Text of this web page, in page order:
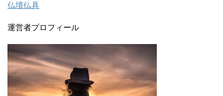
仏壇仏具
運営者プロフィール